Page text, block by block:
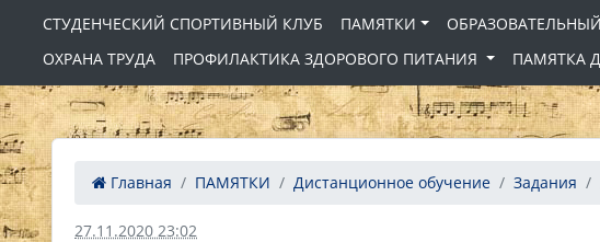
СТУДЕНЧЕСКИЙ СПОРТИВНЫЙ КЛУБ
ПАМЯТКИ
ОХРАНА ТРУДА
ПРОФИЛАКТИКА ЗДОРОВОГО ПИТАНИЯ ПАМЯТКА
Главная ПАМЯТКИ Дистанционное обучение Задания
27.11.2020 23:02